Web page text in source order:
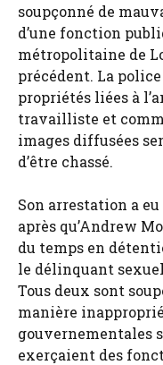
soupçonné de
d’une fonction
métropolitaine de
précédent. La
propriétés liées à
travailliste et
images diffusées
d’être chassé.
Son arrestation a
après qu’Andrew
du temps en
le délinquant
Tous deux sont
manière
gouvernementales
exerçaient des